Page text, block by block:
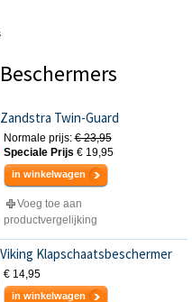
Zandstra Twin-Guard
Normale prijs: € 23,95
Speciale Prijs € 19,95
in winkelwagen
Voeg toe aan
productvergelijking
Viking Klapschaatsbeschermer
€ 14,95
in winkelwagen